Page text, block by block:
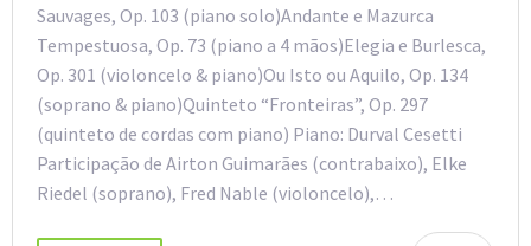
Sauvages, Op. 103 (piano solo)Andante e Mazurca
Tempestuosa, Op. 73 (piano a 4 mãos)Elegia e Burlesca,
Op. 301 (violoncelo & piano)Ou Isto ou Aquilo, Op. 134
(soprano & piano)Quinteto “Fronteiras”, Op. 297
(quinteto de cordas com piano) Piano: Durval Cesetti
Participação de Airton Guimarães (contrabaixo), Elke
Riedel (soprano), Fred Nable (violoncelo),…